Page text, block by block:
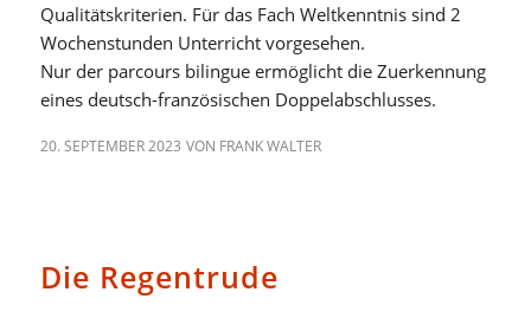
Qualitätskriterien. Für das Fach Weltkenntnis sind 2
Wochenstunden Unterricht vorgesehen.
Nur der parcours bilingue ermöglicht die Zuerkennung
eines deutsch-französischen Doppelabschlusses.
20. SEPTEMBER 2023 VON FRANK WALTER
Die Regentrude